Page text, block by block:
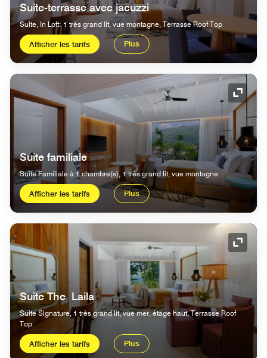
Suite-terrasse avec jacuzzi
Suite, In Loft: 1 très grand lit, vue montagne, Terrasse Roof Top
Afficher les tarifs Plus
Icône
Suite familiale
Suite Familiale à 1 chambre(s), 1 très grand lit, vue montagne
Afficher les tarifs Plus
Icône
Suite The Laila
Suite Signature, 1 très grand lit, vue mer, étage haut, Terrasse Roof
Top
Afficher les tarifs Plus